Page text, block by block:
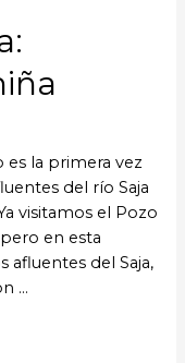
es la primera vez
del río Saja
visitamos el Pozo
en esta
afluentes del Saja,
…